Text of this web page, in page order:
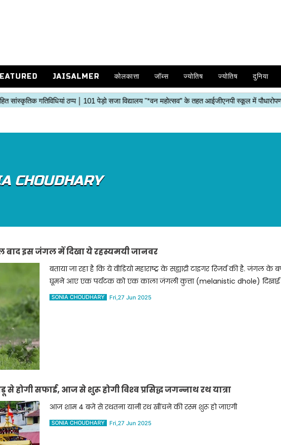
JAISALMER कोलकात्ता जॉब्स ज्योतिष ज्योतिष दुनिया
CHOUDHARY
बाद इस जंगल में दिखा ये रहस्यमयी जानवर
बताया जा रहा है कि ये वीडियो महाराष्ट्र के सह्याद्री टाइगर रिजर्व की है. जंगल
घूमने आए एक पर्यटक को एक काला जंगली कुत्ता (melanistic dhole) दिखाई
SONIA CHOUDHARY Fri,27 Jun 2025
से होगी सफाई, आज से शुरू होगी विश्‍व प्रसिद्ध जगन्‍नाथ रथ यात्रा
आज शाम 4 बजे से रथतना यानी रथ खींचने की रस्‍म शुरू हो जाएगी
SONIA CHOUDHARY Fri,27 Jun 2025